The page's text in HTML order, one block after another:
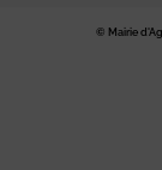
© Mairie